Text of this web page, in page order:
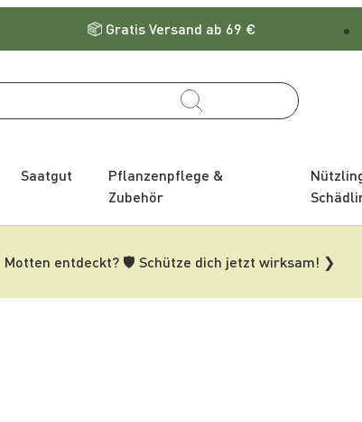
Gratis Versand ab 69 €
Saatgut
Pflanzenpflege &
Zubehör
Motten entdeckt? 🛡️ Schütze dich jetzt wirksam! ❯